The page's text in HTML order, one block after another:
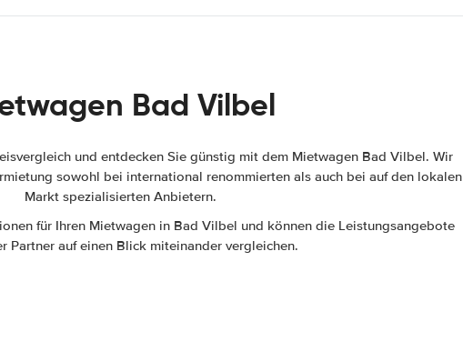
Bad Vilbel
und entdecken Sie günstig mit dem Mietwagen Bad Vilbel. Wir
sowohl bei international renommierten als auch bei auf den lokalen
Markt spezialisierten Anbietern.
für Ihren Mietwagen in Bad Vilbel und können die Leistungsangebote
Partner auf einen Blick miteinander vergleichen.